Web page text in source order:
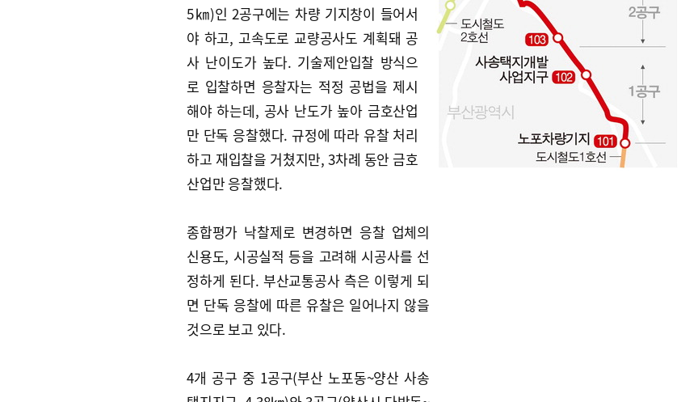
5㎞)인 2공구에는 차량 기지창이 들어서
야 하고, 고속도로 교량공사도 계획돼 공
사 난이도가 높다. 기술제안입찰 방식으
로 입찰하면 응찰자는 적정 공법을 제시
해야 하는데, 공사 난도가 높아 금호산업
만 단독 응찰했다. 규정에 따라 유찰 처리
하고 재입찰을 거쳤지만, 3차례 동안 금호
산업만 응찰했다.
종합평가 낙찰제로 변경하면 응찰 업체의
신용도, 시공실적 등을 고려해 시공사를 선
정하게 된다. 부산교통공사 측은 이렇게 되
면 단독 응찰에 따른 유찰은 일어나지 않을
것으로 보고 있다.
4개 공구 중 1공구(부산 노포동~양산 사송